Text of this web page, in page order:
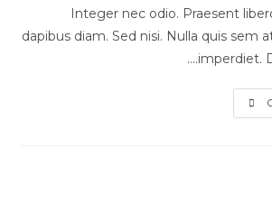
Integer nec odio. Praesent
dapibus diam. Sed nisi. Nulla quis sem
imperdiet.